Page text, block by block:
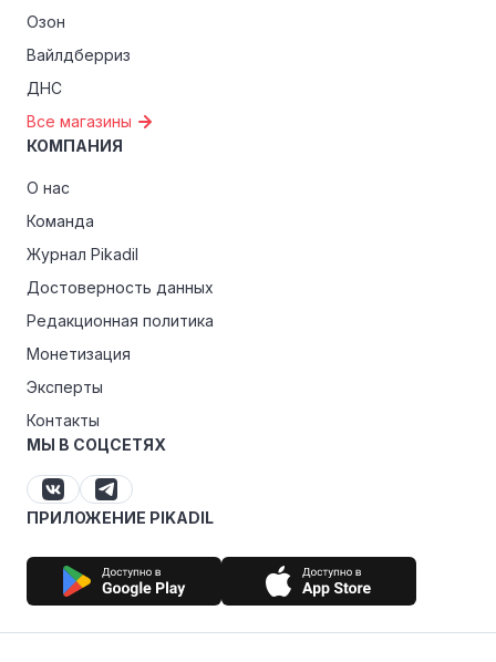
Озон
Вайлдберриз
ДНС
Все магазины
КОМПАНИЯ
О нас
Команда
Журнал Pikadil
Достоверность данных
Редакционная политика
Монетизация
Эксперты
Контакты
МЫ В СОЦСЕТЯХ
ПРИЛОЖЕНИЕ PIKADIL